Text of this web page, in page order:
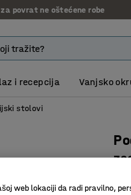
povrat ne oštećene robe
i recepcija Vanjsko
stolovi
web lokaciji da radi pravilno,